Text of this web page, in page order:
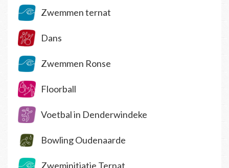
Zwemmen ternat
Dans
Zwemmen Ronse
Floorball
Voetbal in Denderwindeke
Bowling Oudenaarde
Zweminitiatie Ternat